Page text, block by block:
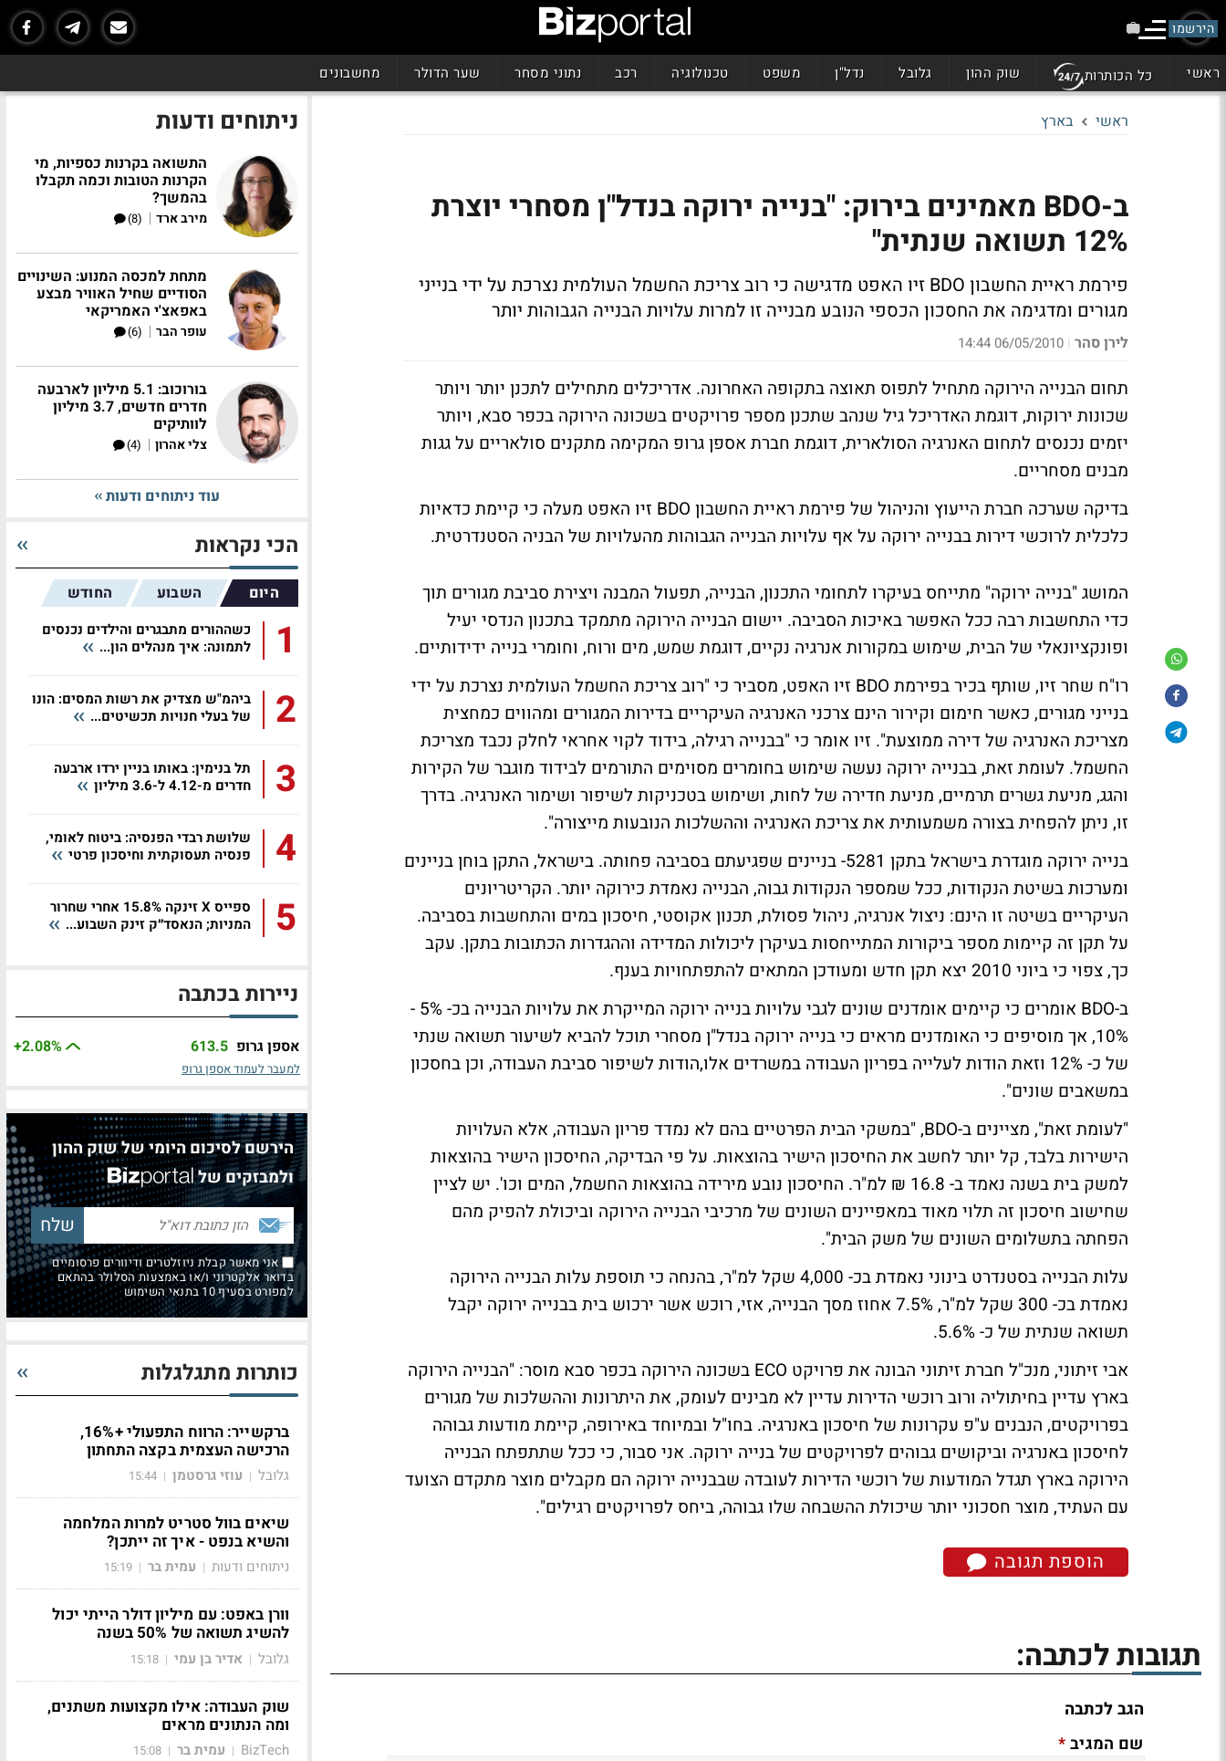
הירשמו
ראשי כל הכותרות שוק ההון גלובל נדל"ן משפט טכנולוגיה רכב נתוני מסחר שער הדולר מחשבונים
ראשי בארץ
ב-BDO מאמינים בירוק: "בנייה ירוקה בנדל"ן מסחרי יוצרת
12% תשואה שנתית"
פירמת ראיית החשבון BDO זיו האפט מדגישה כי רוב צריכת החשמל העולמית נצרכת על ידי בנייני
מגורים ומדגימה את החסכון הכספי הנובע מבנייה זו למרות עלויות הבנייה הגבוהות יותר
לירן סהר |
06/05/2010 14:44
תחום הבנייה הירוקה מתחיל לתפוס תאוצה בתקופה האחרונה. אדריכלים מתחילים לתכנן יותר ויותר
שכונות ירוקות, דוגמת האדריכל גיל שנהב שתכנן מספר פרויקטים בשכונה הירוקה בכפר סבא, ויותר
יזמים נכנסים לתחום האנרגיה הסולארית, דוגמת חברת אספן גרופ המקימה מתקנים סולאריים על גגות
מבנים מסחריים.
בדיקה שערכה חברת הייעוץ והניהול של פירמת ראיית החשבון BDO זיו האפט מעלה כי קיימת כדאיות
כלכלית לרוכשי דירות בבנייה ירוקה על אף עלויות הבנייה הגבוהות מהעלויות של הבניה הסטנדרטית.
המושג "בנייה ירוקה" מתייחס בעיקרו לתחומי התכנון, הבנייה, תפעול המבנה ויצירת סביבת מגורים תוך
כדי התחשבות רבה ככל האפשר באיכות הסביבה. יישום הבנייה הירוקה מתמקד בתכנון הנדסי יעיל
ופונקציונאלי של הבית, שימוש במקורות אנרגיה נקיים, דוגמת שמש, מים ורוח, וחומרי בנייה ידידותיים.
רו"ח שחר זיו, שותף בכיר בפירמת BDO זיו האפט, מסביר כי "רוב צריכת החשמל העולמית נצרכת על ידי
בנייני מגורים, כאשר חימום וקירור הינם צרכני האנרגיה העיקריים בדירות המגורים ומהווים כמחצית
מצריכת האנרגיה של דירה ממוצעת". זיו אומר כי "בבנייה רגילה, בידוד לקוי אחראי לחלק נכבד מצריכת
החשמל. לעומת זאת, בבנייה ירוקה נעשה שימוש בחומרים מסוימים התורמים לבידוד מוגבר של הקירות
והגג, מניעת גשרים תרמיים, מניעת חדירה של לחות, ושימוש בטכניקות לשיפור ושימור האנרגיה. בדרך
זו, ניתן להפחית בצורה משמעותית את צריכת האנרגיה וההשלכות הנובעות מייצורה".
בנייה ירוקה מוגדרת בישראל בתקן 5281- בניינים שפגיעתם בסביבה פחותה. בישראל, התקן בוחן בניינים
ומערכות בשיטת הנקודות, ככל שמספר הנקודות גבוה, הבנייה נאמדת כירוקה יותר. הקריטריונים
העיקריים בשיטה זו הינם: ניצול אנרגיה, ניהול פסולת, תכנון אקוסטי, חיסכון במים והתחשבות בסביבה.
על תקן זה קיימות מספר ביקורות המתייחסות בעיקרן ליכולות המדידה וההגדרות הכתובות בתקן. עקב
כך, צפוי כי ביוני 2010 יצא תקן חדש ומעודכן המתאים להתפתחויות בענף.
ב-BDO אומרים כי קיימים אומדנים שונים לגבי עלויות בנייה ירוקה המייקרת את עלויות הבנייה בכ- 5% -
10%, אך מוסיפים כי האומדנים מראים כי בנייה ירוקה בנדל"ן מסחרי תוכל להביא לשיעור תשואה שנתי
של כ- 12% וזאת הודות לעלייה בפריון העבודה במשרדים אלו,הודות לשיפור סביבת העבודה, וכן בחסכון
במשאבים שונים".
"לעומת זאת", מציינים ב-BDO, "במשקי הבית הפרטיים בהם לא נמדד פריון העבודה, אלא העלויות
הישירות בלבד, קל יותר לחשב את החיסכון הישיר בהוצאות. על פי הבדיקה, החיסכון הישיר בהוצאות
למשק בית בשנה נאמד ב- 16.8 ₪ למ"ר. החיסכון נובע מירידה בהוצאות החשמל, המים וכו'. יש לציין
שחישוב חיסכון זה תלוי מאוד במאפיינים השונים של מרכיבי הבנייה הירוקה וביכולת להפיק מהם
הפחתה בתשלומים השונים של משק הבית".
עלות הבנייה בסטנדרט בינוני נאמדת בכ- 4,000 שקל למ"ר, בהנחה כי תוספת עלות הבנייה הירוקה
נאמדת בכ- 300 שקל למ"ר, 7.5% אחוז מסך הבנייה, אזי, רוכש אשר ירכוש בית בבנייה ירוקה יקבל
תשואה שנתית של כ- 5.6%.
אבי זיתוני, מנכ"ל חברת זיתוני הבונה את פרויקט ECO בשכונה הירוקה בכפר סבא מוסר: "הבנייה הירוקה
בארץ עדיין בחיתוליה ורוב רוכשי הדירות עדיין לא מבינים לעומק, את היתרונות וההשלכות של מגורים
בפרויקטים, הנבנים ע"פ עקרונות של חיסכון באנרגיה. בחו"ל ובמיוחד באירופה, קיימת מודעות גבוהה
לחיסכון באנרגיה וביקושים גבוהים לפרויקטים של בנייה ירוקה. אני סבור, כי ככל שתתפתח הבנייה
הירוקה בארץ תגדל המודעות של רוכשי הדירות לעובדה שבבנייה ירוקה הם מקבלים מוצר מתקדם הצועד
עם העתיד, מוצר חסכוני יותר שיכולת ההשבחה שלו גבוהה, ביחס לפרויקטים רגילים".
הוספת תגובה
תגובות לכתבה:
הגב לכתבה
שם המגיב*
ניתוחים ודעות
התשואה בקרנות כספיות, מי
הקרנות הטובות וכמה תקבלו
בהמשך?
מירב ארד |
(8)
מתחת למכסה המנוע: השינויים
הסודיים שחיל האוויר מבצע
באפאצ'י האמריקאי
עופר הבר |
(6)
בורוכוב: 5.1 מיליון לארבעה
חדרים חדשים, 3.7 מיליון
לוותיקים
צלי אהרון |
(4)
עוד ניתוחים ודעות
הכי נקראות
היום השבוע החודש
1
כשההורים מתבגרים והילדים נכנסים
לתמונה: איך מנהלים הון...
2
ביהמ"ש מצדיק את רשות המסים: הונו
של בעלי חנויות תכשיטים...
3
תל בנימין: באותו בניין ירדו ארבעה
חדרים מ-4.12 ל-3.6 מיליון
4
שלושת רבדי הפנסיה: ביטוח לאומי,
פנסיה תעסוקתית וחיסכון פרטי
5
ספייס X זינקה 15.8% אחרי שחרור
המניות; הנאסד״ק זינק השבוע...
ניירות בכתבה
אספן גרופ 613.5
+2.08%
למעבר לעמוד אספן גרופ
הירשם לסיכום היומי של שוק ההון
ולמבזקים של
אני מאשר קבלת ניוזלטרים ודיוורים פרסומיים
בדואר אלקטרוני ו/או באמצעות הסלולר בהתאם
למפורט בסעיף 10 בתנאי השימוש
כותרות מתגלגלות
ברקשייר: הרווח התפעולי +16%,
הרכישה העצמית בקצה התחתון
גלובל | עוזי גרסטמן |
15:44
שיאים בוול סטריט למרות המלחמה
והשיא בנפט - איך זה ייתכן?
ניתוחים ודעות | עמית בר |
15:19
וורן באפט: עם מיליון דולר הייתי יכול
להשיג תשואה של 50% בשנה
גלובל | אדיר בן עמי |
15:18
שוק העבודה: אילו מקצועות משתנים,
ומה הנתונים מראים
BizTech
| עמית בר |
15:08